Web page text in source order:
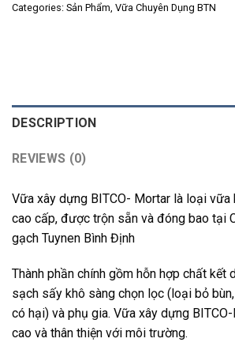
Categories: Sản Phẩm Vữa Chuyên Dụng BTN
DESCRIPTION
REVIEWS (0)
Vữa xây dựng BITCO- Mortar là loại vữa
cao cấp, được trộn sẵn và đóng bao tại
gạch Tuynen Bình Định
Thành phần chính gồm hỗn hợp chất kết
sạch sấy khô sàng chọn lọc (loại bỏ
có hại) và phụ gia. Vữa xây dựng
cao và thân thiện với môi trường.